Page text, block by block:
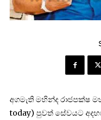
අගමැති මහින්ද රාජපක්ෂ
today) පුවත් සේවයට